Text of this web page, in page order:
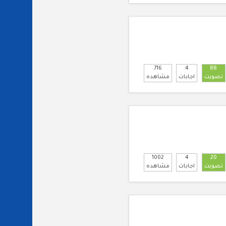
716
مشاهده
4
اجابات
88
تصويت
1002
مشاهده
4
اجابات
20
تصويت